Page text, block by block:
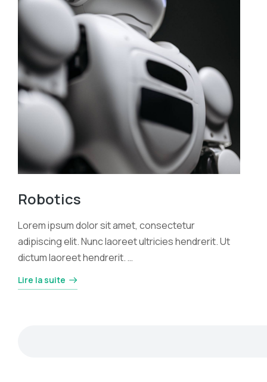
Robotics
Lorem ipsum dolor sit amet, consectetur
adipiscing elit. Nunc laoreet ultricies hendrerit. Ut
dictum laoreet hendrerit. …
Lire la suite